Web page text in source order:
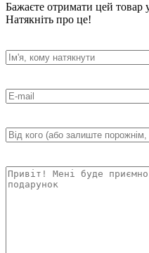
Бажаєте отримати цей товар
Натякніть про це!